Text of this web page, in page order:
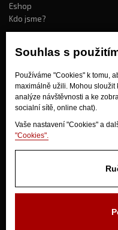
Souhlas s
Používáme "Cookies" k tomu,
maximálně užili. Mohou
analýze návštěvnosti a ke
socialní sítě, online chat).
Vaše nastavení "Cookies" a
"Cookies".
Eshop
Kdo jsme?
Jak nakupovat?
Obchodní podmínky
Doprava
Odstoupení od kupní smlouvy